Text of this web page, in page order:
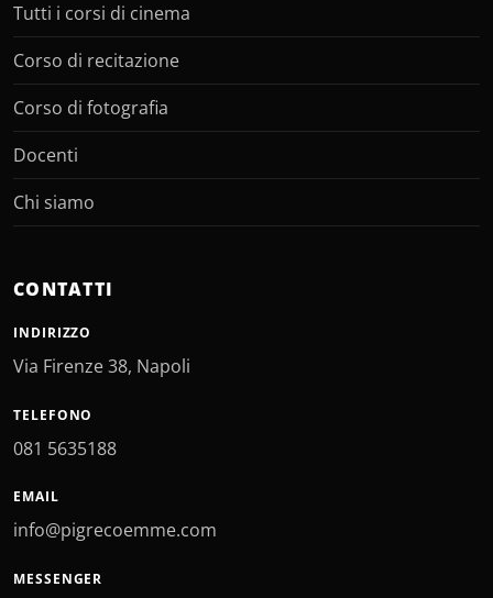
Tutti i corsi di cinema
Corso di recitazione
Corso di fotografia
Docenti
Chi siamo
CONTATTI
INDIRIZZO
Via Firenze 38, Napoli
TELEFONO
081 5635188
EMAIL
info@pigrecoemme.com
MESSENGER